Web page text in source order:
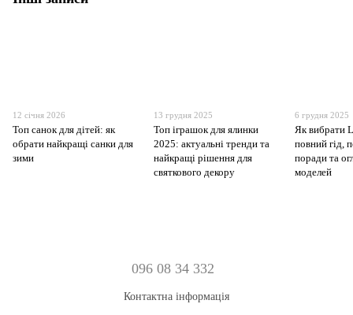
12 січня 2026
Топ санок для дітей: як
обрати найкращі санки для
зими
13 грудня 2025
Топ іграшок для ялинки
2025: актуальні тренди та
найкращі рішення для
святкового декору
6 грудня 2025
Як вибрати
повний гід,
поради та
моделей
096 08 34 332
Контактна інформація